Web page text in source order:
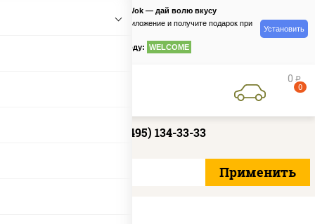
PizzaSushiWok — дай волю вкусу
Скачайте приложение и получите подарок при
по промокоду: WELCOME
Установить
0 руб
0
+7 (495) 134-33-33